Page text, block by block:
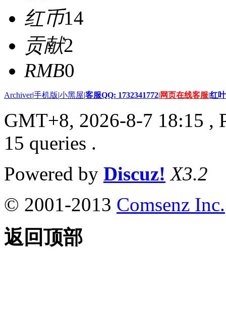
红币14
贡献2
RMB0
Archiver|手机版|小黑屋|客服QQ: 1732341772| 网页在线客服|红
GMT+8, 2026-8-7 18:15 ,
15 queries .
Powered by Discuz! X3.2
© 2001-2013 Comsenz Inc.
返回顶部